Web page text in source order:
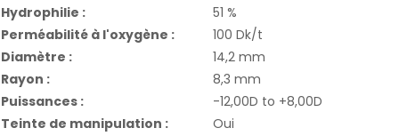
Hydrophilie :
51 %
Perméabilité à l'oxygène :
100 Dk/t
Diamètre :
14,2 mm
Rayon :
8,3 mm
Puissances :
-12,00D to +8,00D
Teinte de manipulation :
Oui